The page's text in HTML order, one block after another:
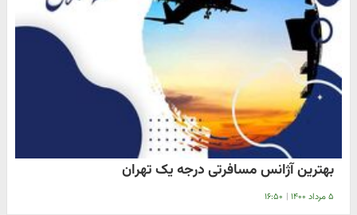
بهترین آژانس مسافرتی درجه یک تهران
۵ مرداد ۱۴۰۰ | ۱۶:۵۰